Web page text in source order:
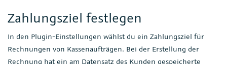
Zahlungsziel festlegen
In den Plugin-Einstellungen wählst du ein Zahlungsziel für
Rechnungen von Kassenaufträgen. Bei der Erstellung der
Rechnung hat ein am Datensatz des Kunden gespeicherte